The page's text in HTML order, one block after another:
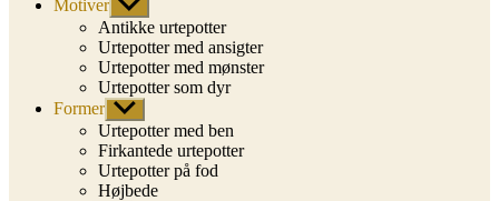
Motiver Vis
undermenu
Antikke urtepotter
Urtepotter med ansigter
Urtepotter med mønster
Urtepotter som dyr
Former Vis
undermenu
Urtepotter med ben
Firkantede urtepotter
Urtepotter på fod
Højbede